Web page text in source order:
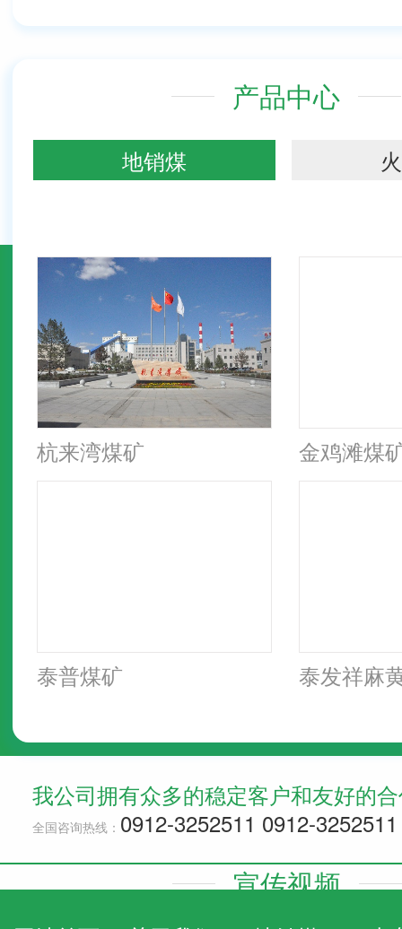
产品中心
地销煤
杭来湾煤矿 金鸡滩煤
泰普煤矿 泰发祥麻
我公司拥有众多的稳定客户和友好的
全国咨询热线： 0912-3252511 0912-3252511
宣传视频